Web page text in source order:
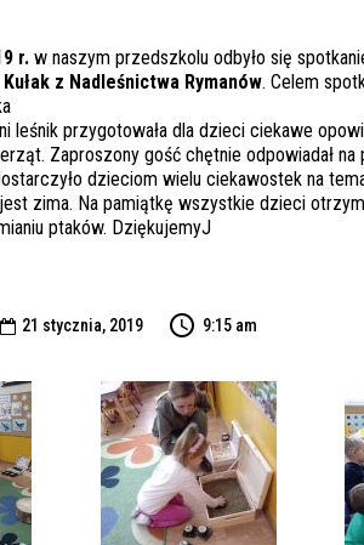
r. w naszym przedszkolu odbyło się
z Nadleśnictwa Rymanów. Celem
leśnik przygotowała dla dzieci ciekawe
Zaproszony gość chętnie odpowiadał
dzieciom wielu ciekawostek na
zima. Na pamiątkę wszystkie dzieci
ptaków. DziękujemyJ
 21 stycznia, 2019 9:15 am